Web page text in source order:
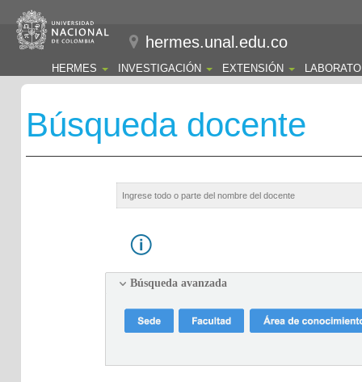
hermes.unal.edu.co
HERMES INVESTIGACIÓN EXTENSIÓN
Búsqueda docente
Búsqueda avanzada